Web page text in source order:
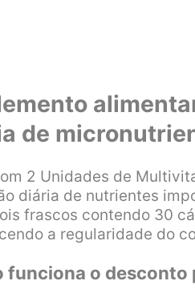
de
2 Unidades de
diária de nutrientes
frascos contendo 30
a regularidade do
funciona o desconto